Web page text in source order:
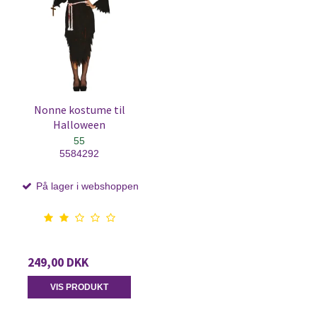
Nonne kostume til
Halloween
55
5584292
På lager i webshoppen
249,00 DKK
VIS PRODUKT